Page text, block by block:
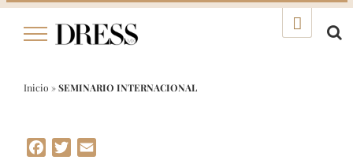
Inicio »SEMINARIO INTERNACIONAL
Facebook
Twitter